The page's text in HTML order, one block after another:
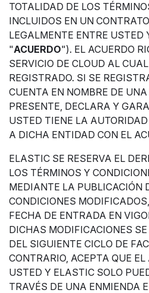
TOTALIDAD DE LOS
INCLUIDOS EN UN
LEGALMENTE ENTRE USTED
"ACUERDO"). EL ACUERDO
SERVICIO DE CLOUD AL
REGISTRADO. SI SE
CUENTA EN NOMBRE DE
PRESENTE, DECLARA Y
USTED TIENE LA
A DICHA ENTIDAD CON EL
ELASTIC SE RESERVA EL
LOS TÉRMINOS Y
MEDIANTE LA PUBLICACIÓN
CONDICIONES
FECHA DE ENTRADA EN
DICHAS MODIFICACIONES
DEL SIGUIENTE CICLO DE
CONTRARIO, ACEPTA QUE EL
USTED Y ELASTIC SOLO
TRAVÉS DE UNA ENMIENDA